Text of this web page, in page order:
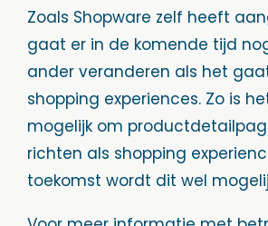
Zoals Shopware zelf heeft
gaat er in de komende tijd
ander veranderen als het
shopping experiences. Zo is
mogelijk om
richten als shopping
toekomst wordt dit wel